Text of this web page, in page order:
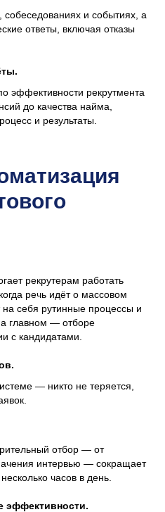
и событиях, а
ответы, включая отказы
эффективности рекрутмента
до качества найма,
и результаты.
рекрутерам работать
речь идёт о массовом
себя рутинные процессы и
главном — отборе
с кандидатами.
— никто не теряется,
отбор — от
интервью — сокращает
часов в день.
эффективности.